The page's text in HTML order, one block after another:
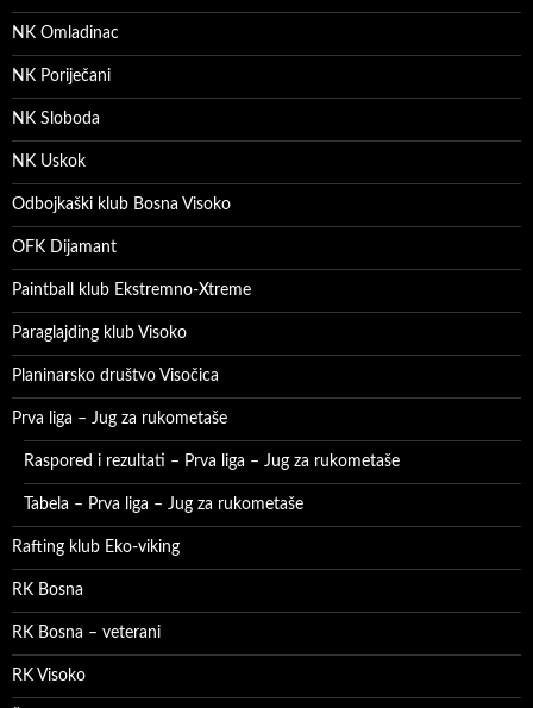
NK Omladinac
NK Poriječani
NK Sloboda
NK Uskok
Odbojkaški klub Bosna Visoko
OFK Dijamant
Paintball klub Ekstremno-Xtreme
Paraglajding klub Visoko
Planinarsko društvo Visočica
Prva liga – Jug za rukometaše
Raspored i rezultati – Prva liga – Jug za rukometaše
Tabela – Prva liga – Jug za rukometaše
Rafting klub Eko-viking
RK Bosna
RK Bosna – veterani
RK Visoko